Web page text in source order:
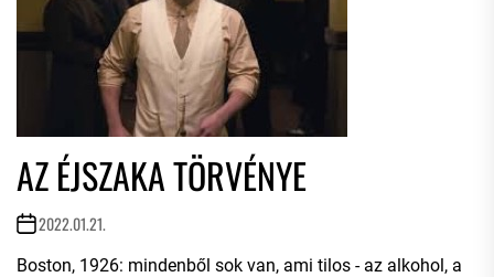
AZ ÉJSZAKA TÖRVÉNYE
2022.01.21.
Boston, 1926: mindenből sok van, ami tilos - az alkohol, a